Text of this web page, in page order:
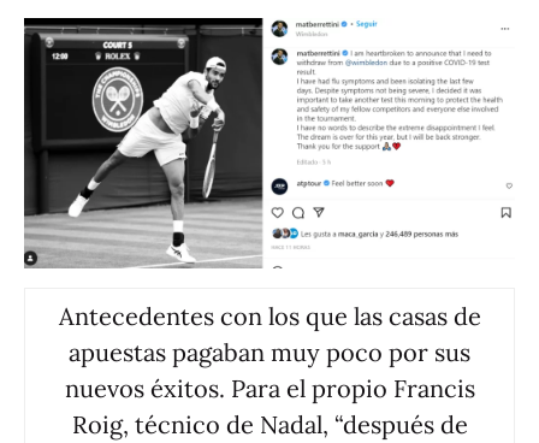
Antecedentes con los que las casas de
apuestas pagaban muy poco por sus
nuevos éxitos. Para el propio Francis
Roig, técnico de Nadal, “después de